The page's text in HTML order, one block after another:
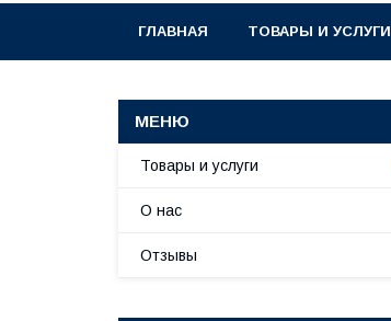
ГЛАВНАЯ ТОВАРЫ И УСЛУГИ
Товары и услуги
О нас
Отзывы